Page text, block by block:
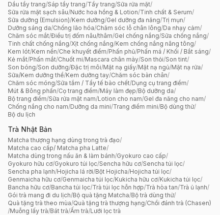
Dầu tẩy trang/Sáp tẩy trang/Tẩy trang/Sữa rửa mặt/
Sữa rửa mặt sạch sâu/Nước hoa hồng & Lotion/Tinh chất & Serum/
Sữa dưỡng (Emulsion)/Kem dưỡng/Gel dưỡng đa năng/Trị mụn/
Dưỡng sáng da/Chống lão hóa/Chăm sóc lỗ chân lông/Da nhạy cảm/
Chăm sóc mắt/Điều trị đốm nâu/thâm/Gel chống nắng/Sữa chống nắng/
Tinh chất chống nắng/Xịt chống nắng/Kem chống nắng nâng tông/
Kem lót/Kem nền/Che khuyết điểm/Phấn phủ/Phấn má / Khối / Bắt sáng/
Kẻ mắt/Phấn mắt/Chuốt mi/Mascara chân mày/Son thỏi/Son tint/
Son bóng/Son dưỡng/Đặc trị môi/Mặt nạ giấy/Mặt nạ ngủ/Mặt nạ rửa/
Sữa/Kem dưỡng thể/Kem dưỡng tay/Chăm sóc bàn chân/
Chăm sóc móng/Sữa tắm / Tẩy tế bào chết/Dụng cụ trang điểm/
Mút & Bông phấn/Cọ trang điểm/Máy làm đẹp/Bộ dưỡng da/
Bộ trang điểm/Sữa rửa mặt nam/Lotion cho nam/Gel đa năng cho nam/
Chống nắng cho nam/Dưỡng da mini/Trang điểm mini/Bộ dùng thử/
Bộ du lịch
Trà Nhật Bản
Matcha thượng hạng dùng trong trà đạo/
Matcha cao cấp/ Matcha pha Latte/
Matcha dùng trong nấu ăn & làm bánh/Gyokuro cao cấp/
Gyokuro hữu cơ/Gyokuro túi lọc/Sencha hữu cơ/Sencha túi lọc/
Sencha pha lạnh/Hojicha lá rời/Bột Hojicha/Hojicha túi lọc/
Genmaicha hữu cơ/Genmaicha túi lọc/Kukicha hữu cơ/Kukicha túi lọc/
Bancha hữu cơ/Bancha túi lọc/Trà túi lọc hỗn hợp/Trà hòa tan/Trà ủ lạnh/
Gói trà mang đi du lịch/Bộ quà tặng Matcha/Bộ trà dùng thử/
Quà tặng trà theo mùa/Quà tặng trà thượng hạng/Chổi đánh trà (Chasen)
/Muỗng lấy trà/Bát trà/Ấm trà/Lưới lọc trà